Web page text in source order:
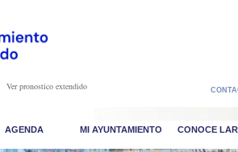
Ver pronostico extendido
AGENDA MI AYUNTAMIENTO CONOCE